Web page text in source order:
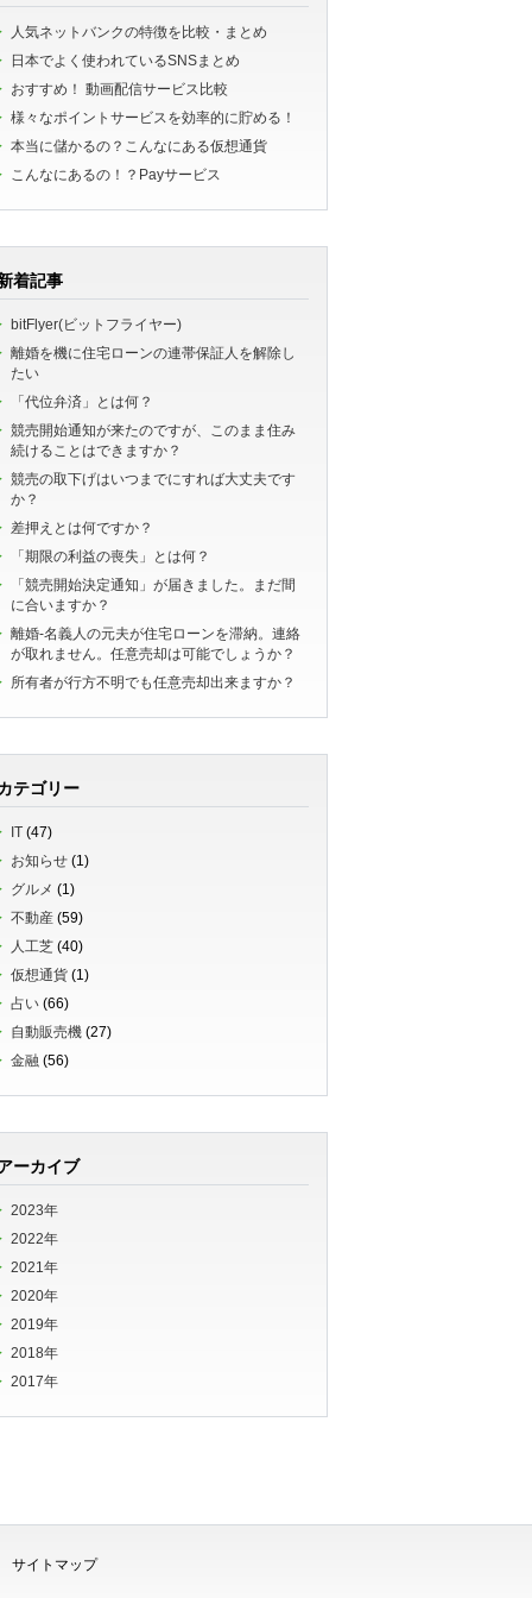
人気ネットバンクの特徴を比較・まとめ
日本でよく使われているSNSまとめ
おすすめ！ 動画配信サービス比較
様々なポイントサービスを効率的に貯める！
本当に儲かるの？こんなにある仮想通貨
こんなにあるの！？Payサービス
着記事
bitFlyer(ビットフライヤー)
離婚を機に住宅ローンの連帯保証人を解除し
たい
「代位弁済」とは何？
競売開始通知が来たのですが、このまま住み
続けることはできますか？
競売の取下げはいつまでにすれば大丈夫です
か？
差押えとは何ですか？
「期限の利益の喪失」とは何？
「競売開始決定通知」が届きました。まだ間
に合いますか？
離婚-名義人の元夫が住宅ローンを滞納。連絡
が取れません。任意売却は可能でしょうか？
所有者が行方不明でも任意売却出来ますか？
テゴリー
IT (47)
お知らせ (1)
グルメ (1)
不動産 (59)
人工芝 (40)
仮想通貨 (1)
占い (66)
自動販売機 (27)
金融 (56)
ーカイブ
2023年
2022年
2021年
2020年
2019年
2018年
2017年
サイトマップ